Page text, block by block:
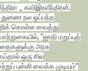
_ கவிஇரவீந்திரன்,
துணை நல ஒப்பந்த
கொள்ள வைத்து
“ஜாதி மறுப்புத்
அரசு
ஒரு சில
புள்ளி வைக்க முடியும்’’